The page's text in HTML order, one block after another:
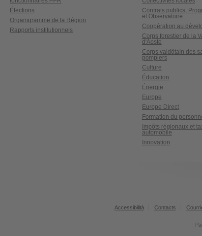
Élections
Organigramme de la Région
Rapports institutionnels
Contrats publics,
et Observatoire
Coopération au
Corps forestier de la
d'Aoste
Corps valdôtain des
pompiers
Culture
Éducation
Énergie
Europe
Europe Direct
Formation du
Impôts régionaux et
automobile
Innovation
Accessibilità Contacts